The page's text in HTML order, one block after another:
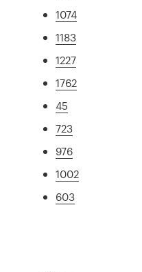
1074
1183
1227
1762
45
723
976
1002
603